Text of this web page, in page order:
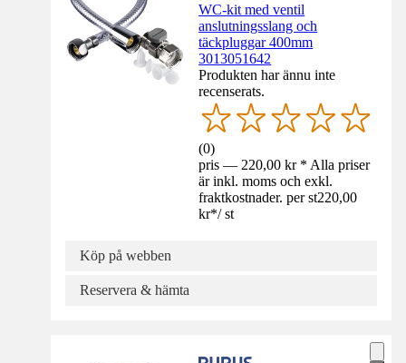
WC-kit med ventil
anslutningsslang och
täckpluggar 400mm
3013051642
Produkten har ännu inte
recenserats.
(0)
pris — 220,00 kr * Alla priser
är inkl. moms och exkl.
fraktkostnader. per st220,00
kr*/ st
Köp på webben
Reservera & hämta